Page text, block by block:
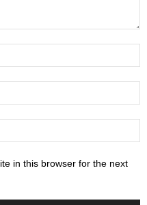
in this browser for the next